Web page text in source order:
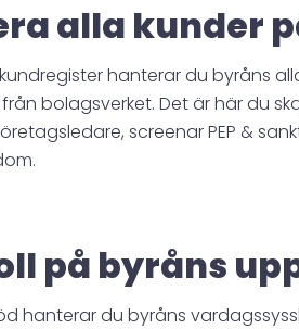
alla kunder
hanterar du byråns
bolagsverket. Det är här du
screenar PEP &
på byråns
hanterar du byråns